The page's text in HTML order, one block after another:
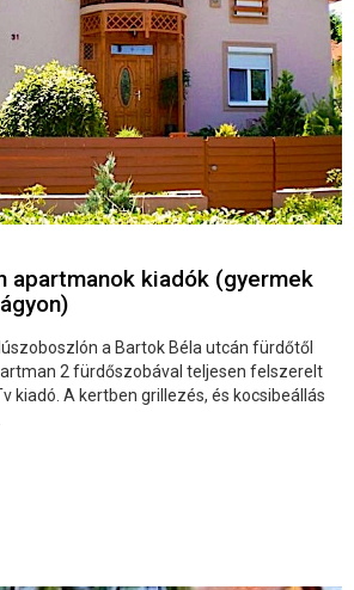
apartmanok kiadók (gyermek
a Bartok Béla utcán fürdőtől
2 fürdőszobával teljesen felszerelt
kiadó. A kertben grillezés, és kocsibeállás